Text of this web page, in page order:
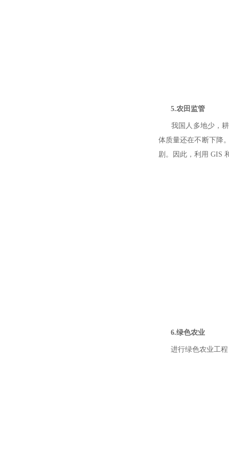
5.农田监管
我国人多地少，耕
体质量还在不断下降
剧。因此，利用 GIS
6.绿色农业
进行绿色农业工程